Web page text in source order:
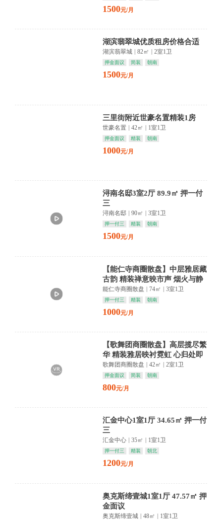
1500元/月
湖滨翡翠城优质租房价格合适
湖滨翡翠城 82㎡ 2室1卫
押金面议 简装 朝南
1500元/月
三里街附近世豪名置精装1房
世豪名置 | 42㎡ | 1室1卫
押金面议 精装 朝南
1000元/月
浔南名邸3室2厅 89.9㎡ 押一付
三
浔南名邸 90㎡ 3室1卫
押一付三 精装 朝南
1500元/月
【能仁寺商圈散盘】中层雅居藏
古韵 精装禅意映市声 烟火与静
谧共生
能仁寺商圈散盘 | 74㎡ | 3室1卫
押一付三 精装 朝南
1000元/月
【歌舞团商圈散盘】高层揽尽繁
华 精装雅居映衬霓虹 心归处即
是诗
歌舞团商圈散盘 42㎡ 2室1卫
押金面议 简装 朝南
800元/月
汇金中心1室1厅 34.65㎡ 押一付
三
汇金中心 35㎡ 1室1卫
押一付三 精装 朝北
1200元/月
奥克斯缔壹城1室1厅 47.57㎡ 押
金面议
奥克斯缔壹城 | 48㎡ | 1室1卫